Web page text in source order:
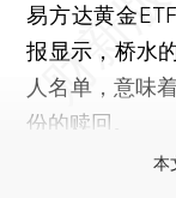
易方达黄金
报显示，桥水
人名单，意味
份的赎回。
本